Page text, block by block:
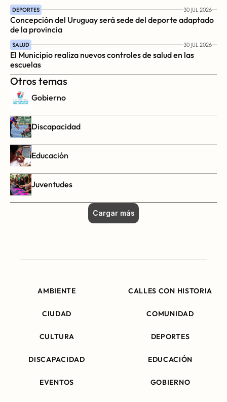
DEPORTES 30 JUL 2026
Concepción del Uruguay será sede del deporte adaptado
de la provincia
SALUD 30 JUL 2026
El Municipio realiza nuevos controles de salud en las
escuelas
Otros temas
Gobierno
Discapacidad
Educación
Juventudes
Cargar más
AMBIENTE CALLES CON HISTORIA
CIUDAD COMUNIDAD
CULTURA DEPORTES
DISCAPACIDAD EDUCACIÓN
EVENTOS GOBIERNO